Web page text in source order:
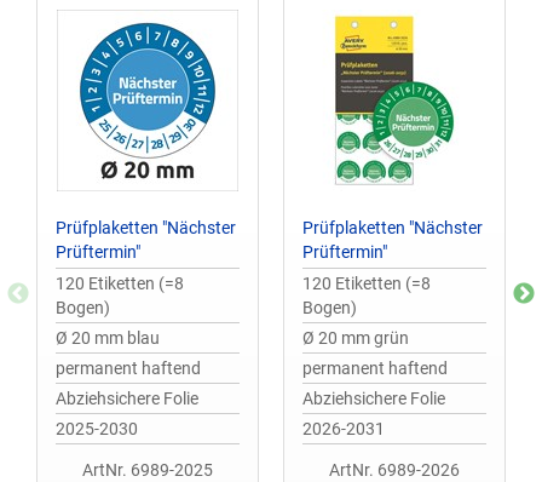
Prüfplaketten "Nächster
Prüftermin"
120 Etiketten (=8
Bogen)
Ø 20 mm blau
permanent haftend
Abziehsichere Folie
2025-2030
ArtNr. 6989-2025
Prüfplaketten "Nächster
Prüftermin"
120 Etiketten (=8
Bogen)
Ø 20 mm grün
permanent haftend
Abziehsichere Folie
2026-2031
ArtNr. 6989-2026